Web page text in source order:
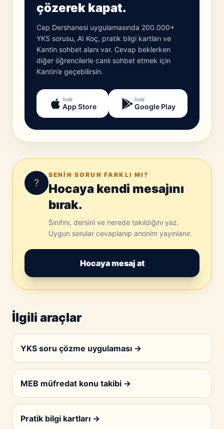
çözerek kapat.
Cep Dershanesi uygulamasında 200.000+
YKS sorusu, AI Koç, pratik bilgi kartları ve
Kantin sohbet alanı var. Cevap beklerken
diğer öğrencilerle canlı sohbet etmek için
Kantin’e geçebilirsin.
İndir
App Store
İndir
Google Play
?
SENIN SORUN FARKLI MI?
Hocaya kendi mesajını
bırak.
Sınıfını, dersini ve nerede takıldığını yaz.
Uygun sorular cevaplanıp anonim yayınlanır.
Hocaya mesaj at
İlgili araçlar
YKS soru çözme uygulaması →
MEB müfredat konu takibi →
Pratik bilgi kartları →